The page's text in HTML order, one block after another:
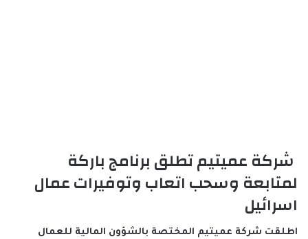
شركة عميتيم تطلق برنامج باركة
لمتابعة وسحب اتعاب وتوفيرات عمال
اسرائيل
اطلقت شركة عميتيم المختصة بالشؤون المالية للعمال